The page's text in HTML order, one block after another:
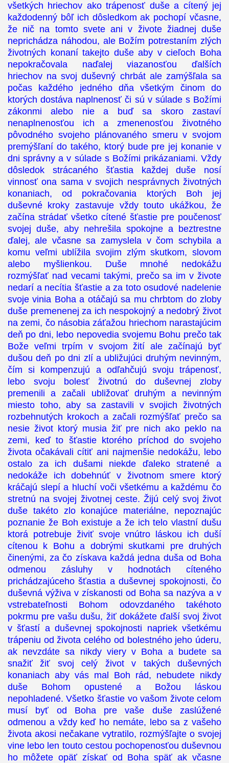
všetkých hriechov ako trápenosť duše a cítený jej
každodenný bôľ ich dôsledkom ak pochopí včasne,
že nič na tomto svete ani v živote žiadnej duše
neprichádza náhodou, ale Božím potrestaním zlých
životných konaní takejto duše aby v cieľoch Boha
nepokračovala naďalej viazanosťou ďalších
hriechov na svoj duševný chrbát ale zamýšľala sa
počas každého jedného dňa všetkým činom do
ktorých dostáva naplnenosť či sú v súlade s Božími
zákonmi alebo nie a buď sa skoro zastaví
nenaplnenosťou ich a zmenenosťou životného
pôvodného svojeho plánovaného smeru v svojom
premýšľaní do takého, ktorý bude pre jej konanie v
dni správny a v súlade s Božími prikázaniami. Vždy
dôsledok strácaného šťastia každej duše nosí
vinnosť ona sama v svojich nesprávnych životných
konaniach, od pokračovania ktorých Boh jej
duševné kroky zastavuje vždy touto ukážkou, že
začína strádať všetko cítené šťastie pre poučenosť
svojej duše, aby nehrešila spokojne a beztrestne
ďalej, ale včasne sa zamyslela v čom schybila a
komu veľmi ublížila svojim zlým skutkom, slovom
alebo myšlienkou. Duše mnohé nedokážu
rozmýšľať nad vecami takými, prečo sa im v živote
nedarí a necítia šťastie a za toto osudové nadelenie
svoje vinia Boha a otáčajú sa mu chrbtom do zloby
duše premenenej za ich nespokojný a nedobrý život
na zemi, čo násobia záťažou hriechom narastajúcim
deň po dni, lebo nepovedia svojemu Bohu prečo tak
Bože veľmi trpím v svojom žití ale začínajú byť
dušou deň po dni zlí a ubližujúci druhým nevinným,
čím si kompenzujú a odľahčujú svoju trápenosť,
lebo svoju bolesť životnú do duševnej zloby
premenili a začali ubližovať druhým a nevinným
miesto toho, aby sa zastavili v svojich životných
rozbehnutých krokoch a začali rozmýšľať prečo sa
nesie život ktorý musia žiť pre nich ako peklo na
zemi, keď to šťastie ktorého príchod do svojeho
života očakávali cítiť ani najmenšie nedokážu, lebo
ostalo za ich dušami niekde ďaleko stratené a
nedokáže ich dobehnúť v životnom smere ktorý
kráčajú slepí a hluchí voči všetkému a každému čo
stretnú na svojej životnej ceste. Žijú celý svoj život
duše takéto zlo konajúce materiálne, nepoznajúc
poznanie že Boh existuje a že ich telo vlastní dušu
ktorá potrebuje živiť svoje vnútro láskou ich duší
cítenou k Bohu a dobrými skutkami pre druhých
činenými, za čo získava každá jedna duša od Boha
odmenou zásluhy v hodnotách cíteného
prichádzajúceho šťastia a duševnej spokojnosti, čo
duševná výživa v získanosti od Boha sa nazýva a v
vstrebateľnosti Bohom odovzdaného takéhoto
pokrmu pre vašu dušu, žiť dokážete ďalší svoj život
v šťastí a duševnej spokojnosti napriek všetkému
trápeniu od života celého od bolestného jeho úderu,
ak nevzdáte sa nikdy viery v Boha a budete sa
snažiť žiť svoj celý život v takých duševných
konaniach aby vás mal Boh rád, nebudete nikdy
duše Bohom opustené a Božou láskou
nepohladené. Všetko šťastie vo vašom živote celom
musí byť od Boha pre vaše duše zaslúžené
odmenou a vždy keď ho nemáte, lebo sa z vašeho
života akosi nečakane vytratilo, rozmýšľajte o svojej
vine lebo len touto cestou pochopenosťou duševnou
ho môžete opäť získať od Boha späť ak včasne